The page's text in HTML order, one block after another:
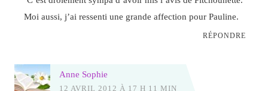
Moi aussi, j’ai ressenti une grande affection pour Pauline.
RÉPONDRE
Anne Sophie
12 AVRIL 2012 À 17 H 11 MIN